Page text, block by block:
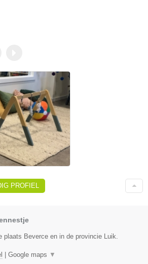
PROFIEL
plaats Beverce en in de provincie Luik.
Google maps ▼